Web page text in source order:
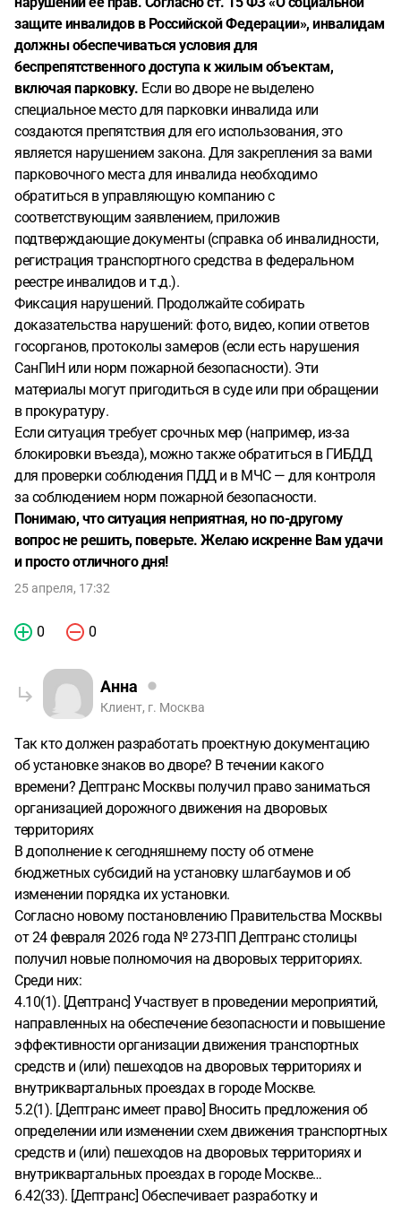
защите инвалидов в Российской Федерации», инвалидам
должны обеспечиваться условия для
беспрепятственного доступа к жилым объектам,
включая парковку. Если во дворе не выделено
специальное место для парковки инвалида или
создаются препятствия для его использования, это
является нарушением закона. Для закрепления за вами
парковочного места для инвалида необходимо
обратиться в управляющую компанию с
соответствующим заявлением, приложив
подтверждающие документы (справка об инвалидности,
регистрация транспортного средства в федеральном
реестре инвалидов и т.д.).
Фиксация нарушений. Продолжайте собирать
доказательства нарушений: фото, видео, копии ответов
госорганов, протоколы замеров (если есть нарушения
СанПиН или норм пожарной безопасности). Эти
материалы могут пригодиться в суде или при обращении
в прокуратуру.
Если ситуация требует срочных мер (например, из-за
блокировки въезда), можно также обратиться в ГИБДД
для проверки соблюдения ПДД и в МЧС — для контроля
за соблюдением норм пожарной безопасности.
Понимаю, что ситуация неприятная, но по-другому
вопрос не решить, поверьте. Желаю искренне Вам удачи
и просто отличного дня!
25 апреля, 17:32
0 0
Анна
Клиент, г. Москва
Так кто должен разработать проектную документацию
об установке знаков во дворе? В течении какого
времени? Дептранс Москвы получил право заниматься
организацией дорожного движения на дворовых
территориях
В дополнение к сегодняшнему посту об отмене
бюджетных субсидий на установку шлагбаумов и об
изменении порядка их установки.
Согласно новому постановлению Правительства Москвы
от 24 февраля 2026 года № 273-ПП Дептранс столицы
получил новые полномочия на дворовых территориях.
Среди них:
4.10(1). [Дептранс] Участвует в проведении мероприятий,
направленных на обеспечение безопасности и повышение
эффективности организации движения транспортных
средств и (или) пешеходов на дворовых территориях и
внутриквартальных проездах в городе Москве.
5.2(1). [Дептранс имеет право] Вносить предложения об
определении или изменении схем движения транспортных
средств и (или) пешеходов на дворовых территориях и
внутриквартальных проездах в городе Москве…
6.42(33). [Дептранс] Обеспечивает разработку и